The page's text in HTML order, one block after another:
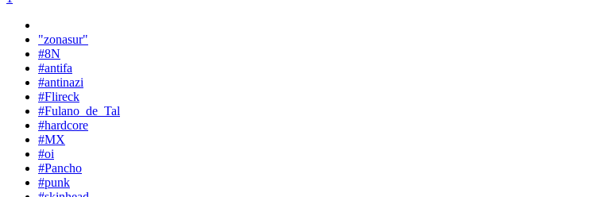
"zonasur"
#8N
#antifa
#antinazi
#Flireck
#Fulano_de_Tal
#hardcore
#MX
#oi
#Pancho
#punk